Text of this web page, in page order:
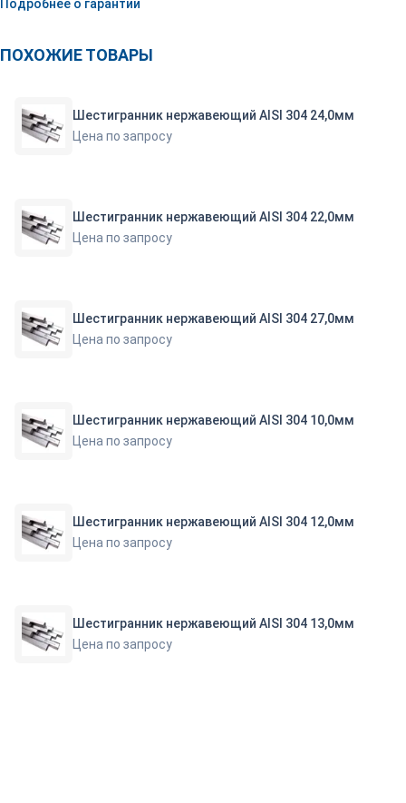
Подробнее о гарантии
ПОХОЖИЕ ТОВАРЫ
Шестигранник нержавеющий AISI 304 24,0мм
Цена по запросу
Шестигранник нержавеющий AISI 304 22,0мм
Цена по запросу
Шестигранник нержавеющий AISI 304 27,0мм
Цена по запросу
Шестигранник нержавеющий AISI 304 10,0мм
Цена по запросу
Шестигранник нержавеющий AISI 304 12,0мм
Цена по запросу
Шестигранник нержавеющий AISI 304 13,0мм
Цена по запросу